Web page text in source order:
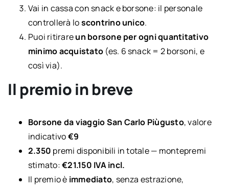
Vai in cassa con snack e borsone: il personale
controllerà loscontrino unico.
Puoi ritirareun borsone per ogni quantitativo
minimo acquistato (es. 6 snack = 2 borsoni, e
così via).
Il premio in breve
Borsone da viaggio San Carlo Piùgusto, valore
indicativo€9
2.350 premi disponibili in totale — montepremi
stimato:€21.150 IVA incl.
Il premio è immediato, senza estrazione,